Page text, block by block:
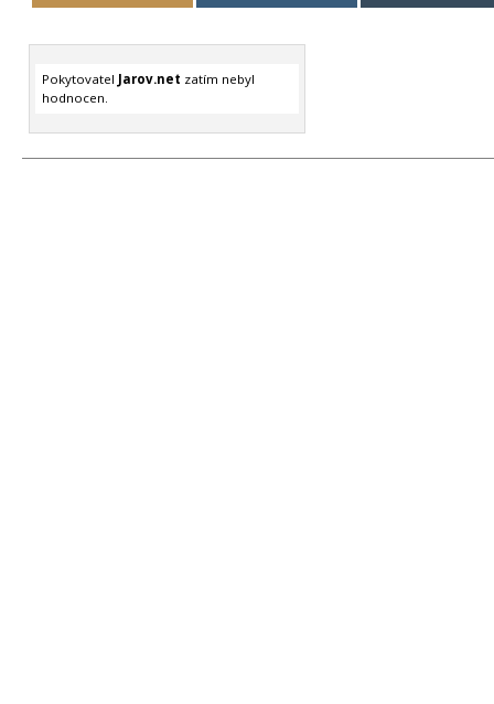
Pokytovatel Jarov.net zatím nebyl
hodnocen.